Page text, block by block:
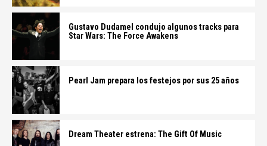
Gustavo Dudamel condujo algunos tracks para
Star Wars: The Force Awakens
Pearl Jam prepara los festejos por sus 25 años
Dream Theater estrena: The Gift Of Music